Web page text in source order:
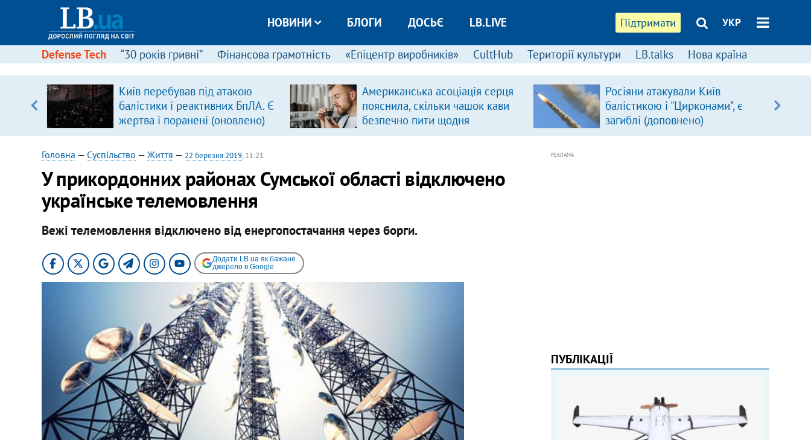
Підтримати УКР
НОВИНИ БЛОГИ ДОСЬЄ LB.LIVE
Defense Tech “30 років гривні” Фінансова грамотність «Епіцентр виробників» CultHub Території культури LB.talks Нова країна
Київ перебував під атакою
балістики і реактивних БпЛА. Є
жертва і поранені (оновлено)
Американська асоціація серця
пояснила, скільки чашок кави
безпечно пити щодня
Росіяни атакували Київ
балістикою і "Цирконами", є
загиблі (доповнено)
Головна — Суспільство — Життя — 22 березня 2019, 11:21
У прикордонних районах Сумської області відключено
українське телемовлення
Вежі телемовлення відключено від енергопостачання через борги.
Додати LB.ua як бажане
джерело в Google
РЕКЛАМА
ПУБЛІКАЦІЇ